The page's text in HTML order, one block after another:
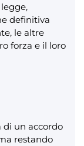
definitiva
le altre
forza e il loro
di un accordo
restando